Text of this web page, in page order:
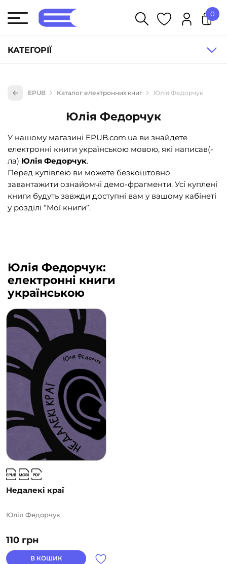
КАТЕГОРІЇ
Книги для дітей (833)
Книги для підлітків (240)
Науково-популярна література (1015)
Навчальна література та посібники (527)
Енциклопедії, довідники, словники (55)
Подарункові сертифікати (1)
0
EPUB Каталог електронних книг Юлія Федорчук
Юлія Федорчук
У нашому магазині EPUB.com.ua ви знайдете
електронні книги українською мовою, які написав(-
ла) Юлія Федорчук.
Перед купівлею ви можете безкоштовно
завантажити ознайомчі демо-фрагменти. Усі куплені
книги будуть завжди доступні вам у вашому кабінеті
у розділі “Мої книги”.
Юлія Федорчук:
електронні книги
українською
Недалекі краї
110 грн
Юлія Федорчук
В КОШИК